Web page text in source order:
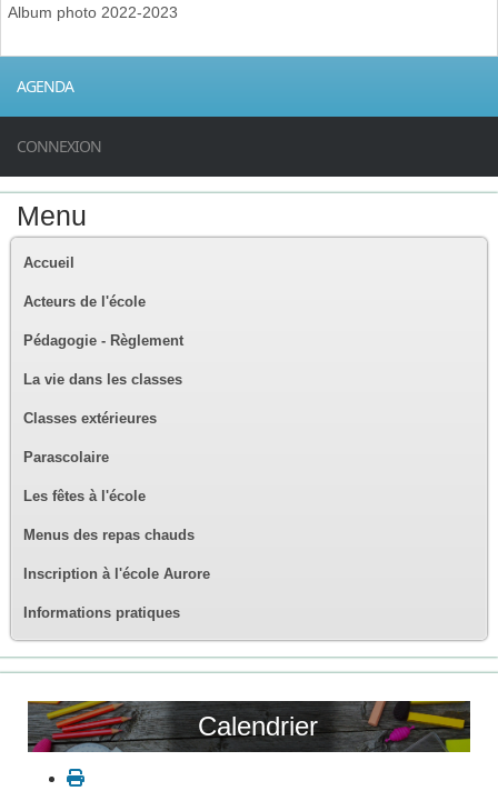
Album photo 2022-2023
AGENDA
CONNEXION
Menu
Accueil
Acteurs de l'école
Pédagogie - Règlement
La vie dans les classes
Classes extérieures
Parascolaire
Les fêtes à l'école
Menus des repas chauds
Inscription à l'école Aurore
Informations pratiques
Calendrier